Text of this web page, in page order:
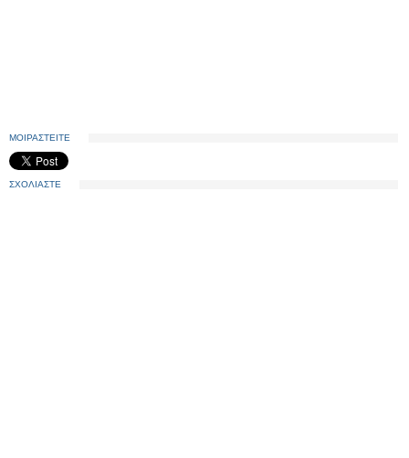
ΜΟΙΡΑΣΤΕΙΤΕ
ΣΧΟΛΙΑΣΤΕ